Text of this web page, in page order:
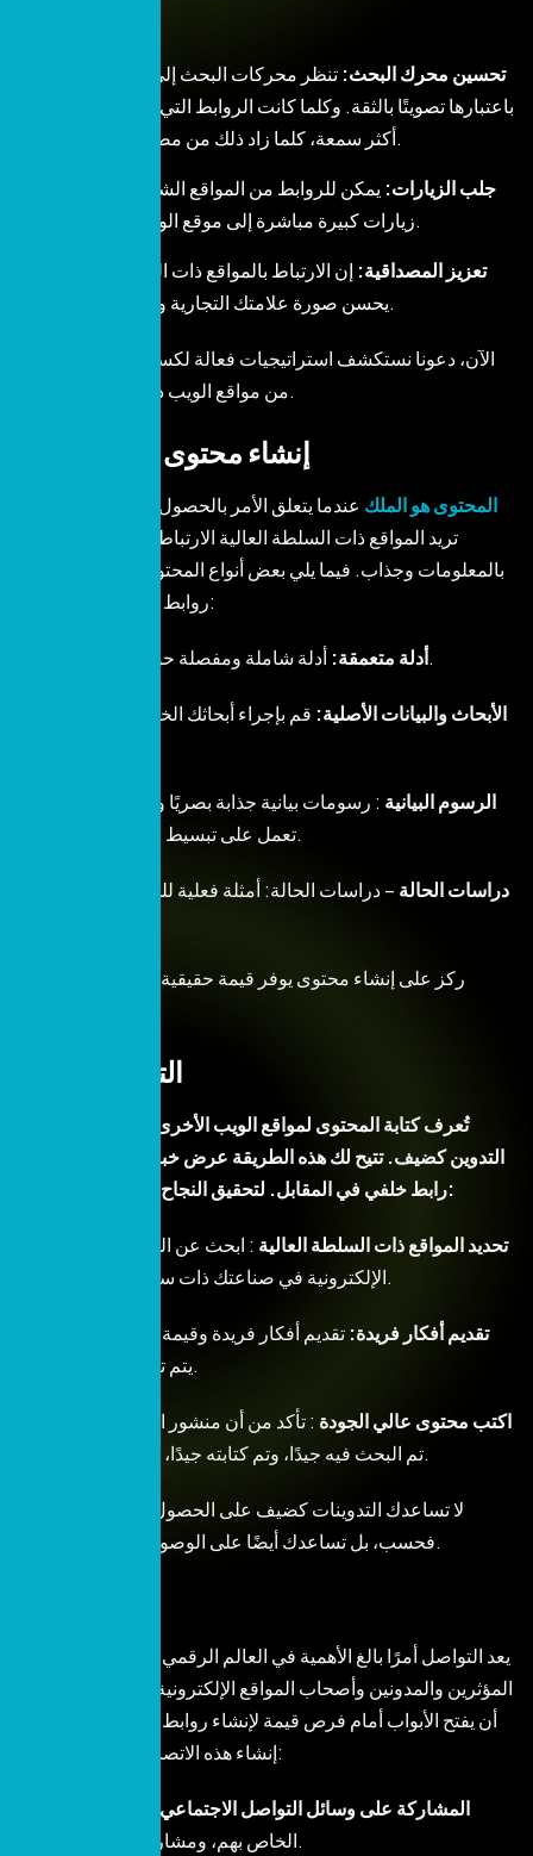
تحسين محرك البحث: تنظر محركات البحث إلى هذه الروابط
باعتبارها تصويتًا بالثقة. وكلما كانت الروابط التي تربطك بموقع
أكثر سمعة، كلما زاد ذلك من مصداقية موقعك.
جلب الزيارات: يمكن للروابط من المواقع الشهيرة أن تجلب
زيارات كبيرة مباشرة إلى موقع الويب الخاص بك.
تعزيز المصداقية: إن الارتباط بالمواقع ذات السلطة العالية
يحسن صورة علامتك التجارية وجدارتها بالثقة.
الآن، دعونا نستكشف استراتيجيات فعالة لكسب الروابط الخلفية
من مواقع الويب ذات السلطة العالية.
إنشاء محتوى عالي الجودة
المحتوى هو الملك عندما يتعلق الأمر بالحصول على روابط خلفية.
تريد المواقع ذات السلطة العالية الارتباط بمحتوى قيم وغني
بالمعلومات وجذاب. فيما يلي بعض أنواع المحتوى التي تجذب عادةً
روابط خلفية عالية الجودة:
– أدلة متعمقة:أدلة شاملة ومفصلة حول موضوع محدد.
– الأبحاث والبيانات الأصلية: قم بإجراء أبحاثك الخاصة ونشر بيانات
– الرسوم البيانية : رسومات بيانية جذابة بصريًا وغنية بالمعلومات
تعمل على تبسيط المعلومات المعقدة.
– دراسات الحالة – دراسات الحالة: أمثلة فعلية للمشاكل التي حلها
ركز على إنشاء محتوى يوفر قيمة حقيقية لجمهورك ويستحق
التدوين كضيف
تُعرف كتابة المحتوى لمواقع الويب الأخرى في منطقتك باسم
التدوين كضيف. تتيح لك هذه الطريقة عرض خبرتك والحصول على
رابط خلفي في المقابل. لتحقيق النجاح في التدوين كضيف:
– تحديد المواقع ذات السلطة العالية : ابحث عن المدونات والمواقع
الإلكترونية في صناعتك ذات سلطة المجال العالية.
– تقديم أفكار فريدة: تقديم أفكار فريدة وقيمة للمحتوى والتي لا
يتم تناولها على موقعهم.
– اكتب محتوى عالي الجودة : تأكد من أن منشور الضيف الخاص بك
تم البحث فيه جيدًا، وتم كتابته جيدًا، ويقدم قيمة حقيقية.
لا تساعدك التدوينات كضيف على الحصول على روابط خلفية
فحسب، بل تساعدك أيضًا على الوصول إلى جمهور أوسع.
يعد التواصل أمرًا بالغ الأهمية في العالم الرقمي. إن بناء علاقات مع
المؤثرين والمدونين وأصحاب المواقع الإلكترونية في صناعتك يمكن
أن يفتح الأبواب أمام فرص قيمة لإنشاء روابط خلفية. وإليك كيفية
إنشاء هذه الاتصالات والحفاظ عليها:
– المشاركة على وسائل التواصل الاجتماعي:
الخاص بهم، ومشاركته، والتعليق عليه.